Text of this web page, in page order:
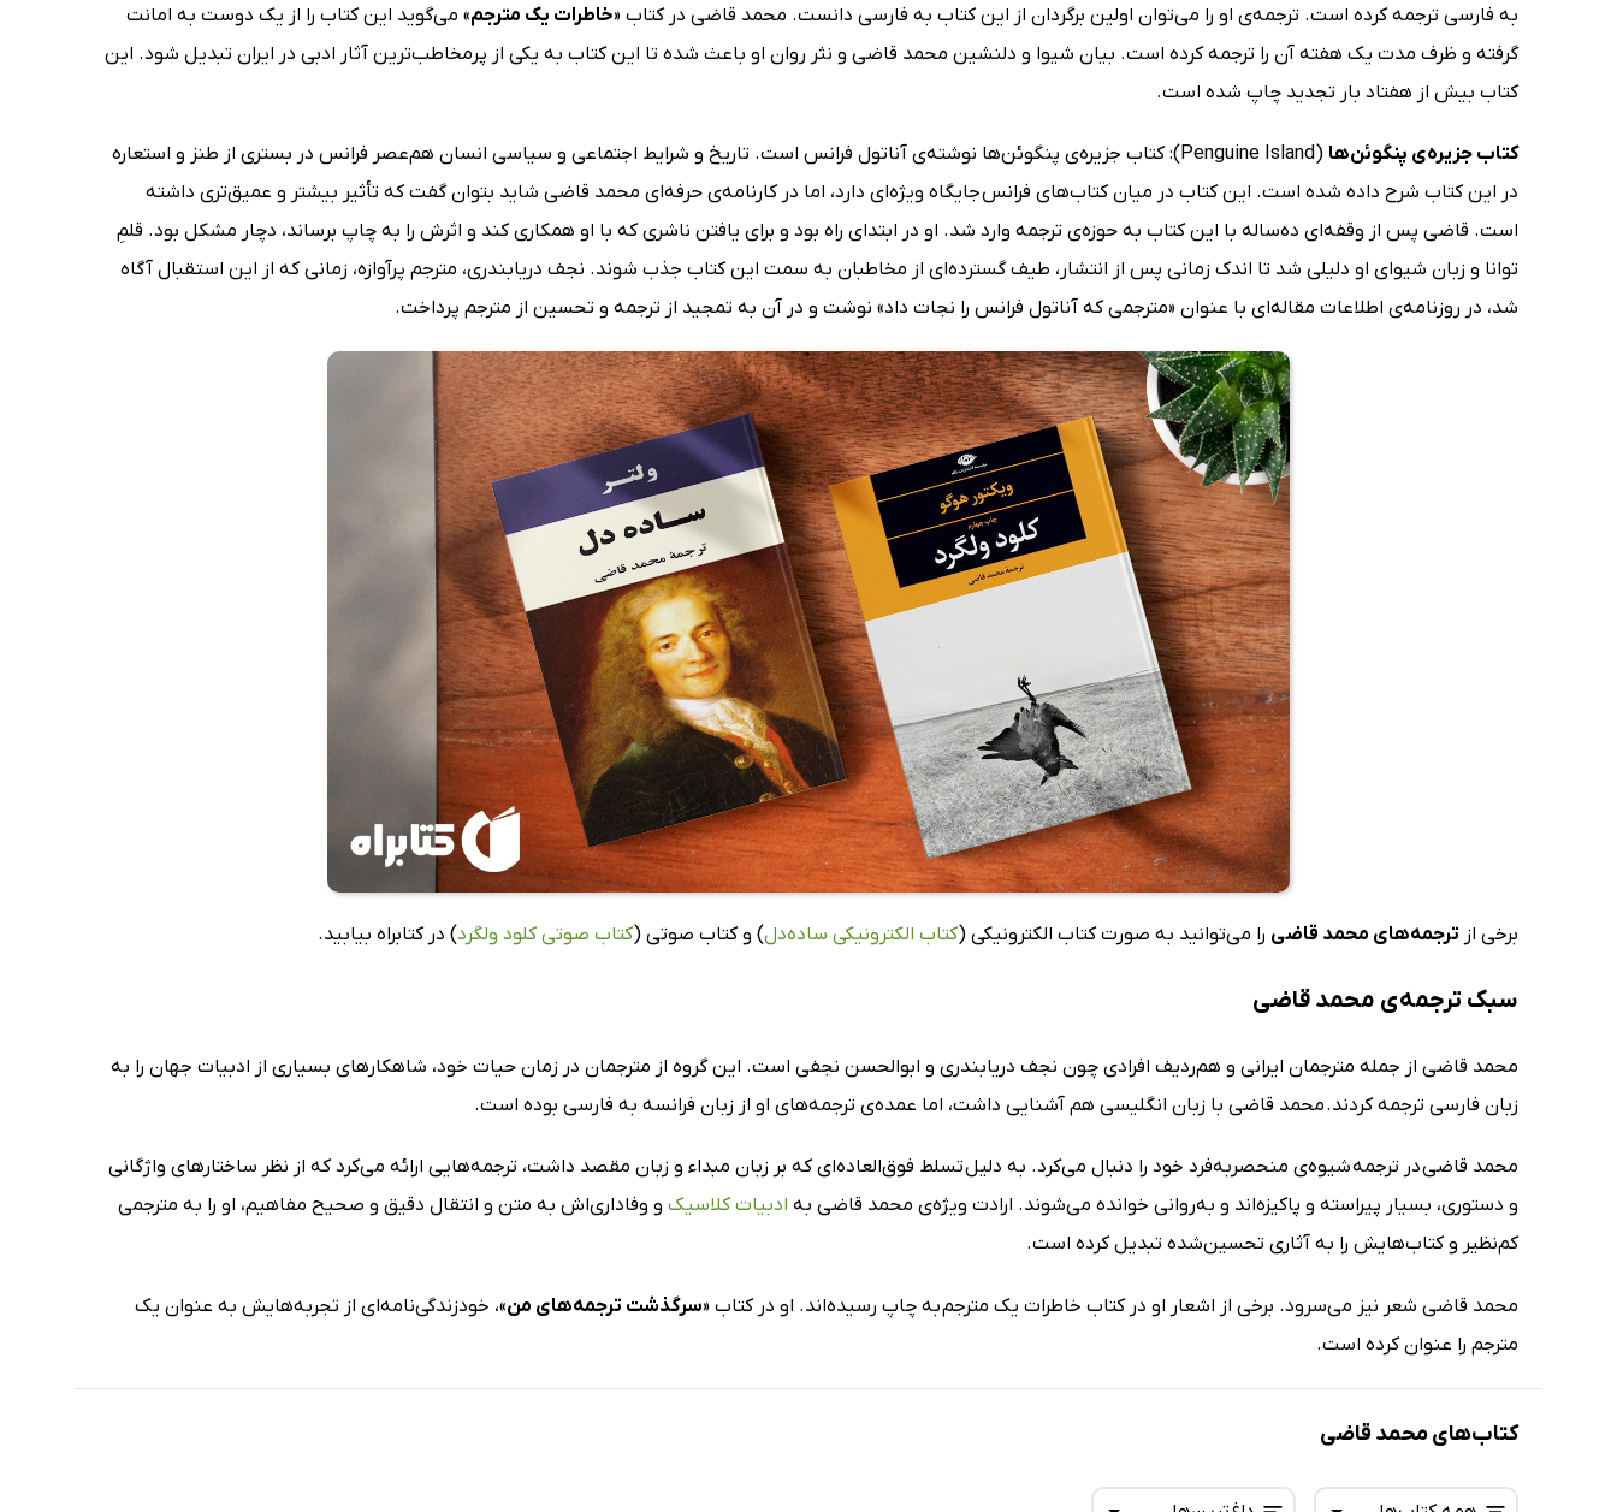
به فارسی ترجمه کرده است. ترجمه‌ی او را می‌توان اولین برگردان از این کتاب به فارسی دانست. محمد قاضی در کتاب «خاطرات یک مترجم» می‌گوید این کتاب را از یک دوست به امانت
گرفته و ظرف مدت یک هفته آن را ترجمه کرده است. بیان شیوا و دلنشین محمد قاضی و نثر روان او باعث شده تا این کتاب به یکی از پرمخاطب‌ترین آثار ادبی در ایران تبدیل شود. این
کتاب بیش از هفتاد بار تجدید چاپ شده است.
کتاب جزیره‌ی پنگوئن‌ها
(Penguine Island): کتاب جزیره‌ی پنگوئن‌ها نوشته‌ی آناتول فرانس است. تاریخ و شرایط اجتماعی و سیاسی انسان هم‌عصر فرانس در بستری از طنز و استعاره
در این کتاب شرح داده شده است. این کتاب در میان کتاب‌های فرانس جایگاه ویژه‌ای دارد، اما در کارنامه‌ی حرفه‌ای محمد قاضی شاید بتوان گفت که تأثیر بیشتر و عمیق‌تری داشته
است. قاضی پس از وقفه‌ای ده‌ساله با این کتاب به حوزه‌ی ترجمه‌ وارد شد. او در ابتدای راه بود و برای یافتن ناشری که با او همکاری کند و اثرش را به چاپ برساند، دچار مشکل بود. قلمِ
توانا و زبان شیوای او دلیلی شد تا اندک زمانی پس از انتشار، طیف گسترده‌ای از مخاطبان به سمت این کتاب جذب شوند. نجف دریابندری، مترجم پرآوازه، زمانی که از این استقبال آگاه
شد، در روزنامه‌ی اطلاعات مقاله‌ای با عنوان «مترجمی که آناتول فرانس را نجات داد» نوشت و در آن به تمجید از ترجمه و تحسین از مترجم پرداخت.
برخی از ترجمه‌های محمد قاضی را می‌توانید به صورت کتاب الکترونیکی (کتاب الکترونیکی ساده‌دل) و کتاب صوتی (کتاب صوتی کلود ولگرد) در کتابراه بیابید.
سبک ترجمه‌ی محمد قاضی
محمد قاضی از جمله مترجمان ایرانی و هم‌ردیف افرادی چون نجف دریابندری و ابوالحسن نجفی است. این گروه از مترجمان در زمان حیات خود، شاهکارهای بسیاری از ادبیات جهان را به
زبان فارسی ترجمه کردند. محمد قاضی با زبان انگلیسی هم آشنایی داشت، اما عمده‌ی ترجمه‌های او از زبان فرانسه به فارسی بوده است.
محمد قاضی در ترجمه شیوه‌ی منحصربه‌فرد خود را دنبال می‌کرد. به دلیل تسلط فوق‌العاده‌ای که بر زبان مبداء و زبان مقصد داشت، ترجمه‌هایی ارائه می‌کرد که از نظر ساختارهای واژگانی
و دستوری، بسیار پیراسته و پاکیزه‌اند و به‌روانی خوانده می‌شوند. ارادت ویژه‌ی محمد قاضی به ادبیات کلاسیک و وفاداری‌اش به متن و انتقال دقیق و صحیح مفاهیم، او را به مترجمی
کم‌نظیر و کتاب‌هایش را به آثاری تحسین‌شده تبدیل کرده است.
محمد قاضی شعر نیز می‌سرود. برخی از اشعار او در کتاب خاطرات یک مترجم به چاپ رسیده‌اند. او در کتاب «سرگذشت ترجمه‌های من»، خودزندگی‌نامه‌ای از تجربه‌هایش به عنوان یک
مترجم را عنوان کرده است.
کتاب‌های محمد قاضی